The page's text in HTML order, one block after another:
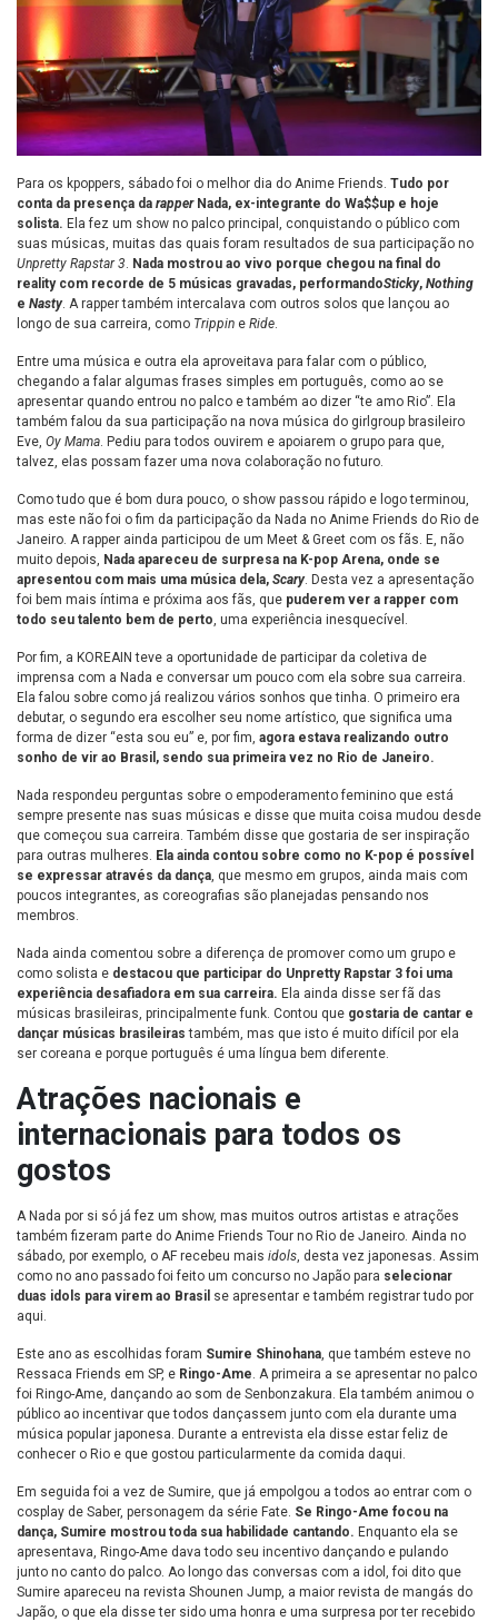
Para os kpoppers, sábado foi o melhor dia do Anime Friends. Tudo por
conta da presença da rapperNada, ex-integrante do Wa$$up e hoje
solista. Ela fez um show no palco principal, conquistando o público com
suas músicas, muitas das quais foram resultados de sua participação no
Unpretty Rapstar 3. Nada mostrou ao vivo porque chegou na final do
reality com recorde de 5 músicas gravadas, performandoSticky, Nothing
e Nasty. A rapper também intercalava com outros solos que lançou ao
longo de sua carreira, como Trippin e Ride.
Entre uma música e outra ela aproveitava para falar com o público,
chegando a falar algumas frases simples em português, como ao se
apresentar quando entrou no palco e também ao dizer “te amo Rio”. Ela
também falou da sua participação na nova música do girlgroup brasileiro
Eve, Oy Mama. Pediu para todos ouvirem e apoiarem o grupo para que,
talvez, elas possam fazer uma nova colaboração no futuro.
Como tudo que é bom dura pouco, o show passou rápido e logo terminou,
mas este não foi o fim da participação da Nada no Anime Friends do Rio de
Janeiro. A rapper ainda participou de um Meet & Greet com os fãs. E, não
muito depois, Nada apareceu de surpresa na K-pop Arena, onde se
apresentou com mais uma música dela, Scary. Desta vez a apresentação
foi bem mais íntima e próxima aos fãs, que puderem ver a rapper com
todo seu talento bem de perto, uma experiência inesquecível.
Por fim, a KOREAIN teve a oportunidade de participar da coletiva de
imprensa com a Nada e conversar um pouco com ela sobre sua carreira.
Ela falou sobre como já realizou vários sonhos que tinha. O primeiro era
debutar, o segundo era escolher seu nome artístico, que significa uma
forma de dizer “esta sou eu” e, por fim, agora estava realizando outro
sonho de vir ao Brasil, sendo sua primeira vez no Rio de Janeiro.
Nada respondeu perguntas sobre o empoderamento feminino que está
sempre presente nas suas músicas e disse que muita coisa mudou desde
que começou sua carreira. Também disse que gostaria de ser inspiração
para outras mulheres. Ela ainda contou sobre como no K-pop é possível
se expressar através da dança, que mesmo em grupos, ainda mais com
poucos integrantes, as coreografias são planejadas pensando nos
membros.
Nada ainda comentou sobre a diferença de promover como um grupo e
como solista e destacou que participar do Unpretty Rapstar 3 foi uma
experiência desafiadora em sua carreira. Ela ainda disse ser fã das
músicas brasileiras, principalmente funk. Contou que gostaria de cantar e
dançar músicas brasileirastambém, mas que isto é muito difícil por ela
ser coreana e porque português é uma língua bem diferente.
Atrações nacionais e
internacionais para todos os
gostos
A Nada por si só já fez um show, mas muitos outros artistas e atrações
também fizeram parte do Anime Friends Tour no Rio de Janeiro. Ainda no
sábado, por exemplo, o AF recebeu mais idols, desta vez japonesas. Assim
como no ano passado foi feito um concurso no Japão para selecionar
duas idols para virem ao Brasil se apresentar e também registrar tudo por
aqui.
Este ano as escolhidas foram Sumire Shinohana, que também esteve no
Ressaca Friends em SP, e Ringo-Ame. A primeira a se apresentar no palco
foi Ringo-Ame, dançando ao som de Senbonzakura. Ela também animou o
público ao incentivar que todos dançassem junto com ela durante uma
música popular japonesa. Durante a entrevista ela disse estar feliz de
conhecer o Rio e que gostou particularmente da comida daqui.
Em seguida foi a vez de Sumire, que já empolgou a todos ao entrar com o
cosplay de Saber, personagem da série Fate. Se Ringo-Ame focou na
dança, Sumire mostrou toda sua habilidade cantando. Enquanto ela se
apresentava, Ringo-Ame dava todo seu incentivo dançando e pulando
junto no canto do palco. Ao longo das conversas com a idol, foi dito que
Sumire apareceu na revista Shounen Jump, a maior revista de mangás do
Japão, o que ela disse ter sido uma honra e uma surpresa por ter recebido